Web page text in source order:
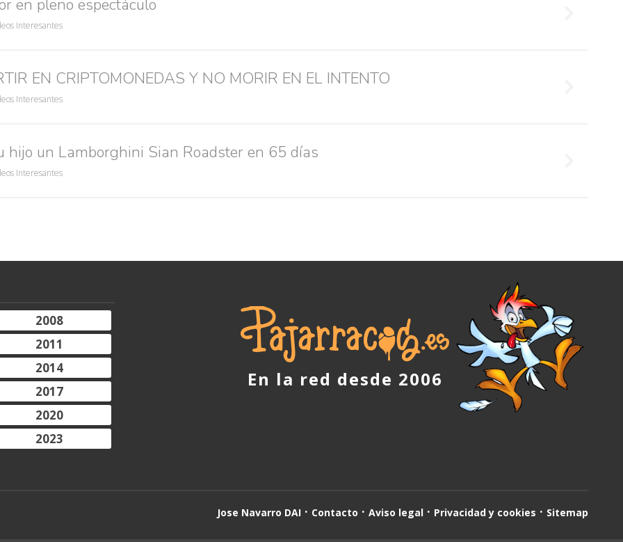
en pleno espectáculo
Interesantes
EN CRIPTOMONEDAS Y NO MORIR EN EL INTENTO
Interesantes
hijo un Lamborghini Sian Roadster en 65 días
Interesantes
2008
2011
2014
2017
2020
2023
En la red desde 2006
Jose Navarro DAI Contacto Aviso legal Privacidad y cookies Sitemap